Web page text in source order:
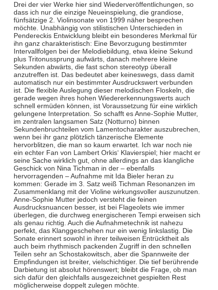
Drei der vier Werke hier sind Wiederveröffentlichungen, so
dass ich nur die einzige Neueinspielung, die grandiose,
fünfsätzige 2. Violinsonate von 1999 näher besprechen
möchte. Unabhängig von stilistischen Unterschieden in
Pendereckis Entwicklung bleibt ein besonderes Merkmal für
ihn ganz charakteristisch: Eine Bevorzugung bestimmter
Intervallfolgen bei der Melodiebildung, etwa kleine Sekund
plus Tritonussprung aufwärts, danach mehrere kleine
Sekunden abwärts, die fast schon stereotyp überall
anzutreffen ist. Das bedeutet aber keineswegs, dass damit
automatisch nur ein bestimmter Ausdruckswert verbunden
ist. Die flexible Auslegung dieser melodischen Floskeln, die
gerade wegen ihres hohen Wiedererkennungswerts auch
schnell ermüden können, ist Voraussetzung für eine wirklich
gelungene Interpretation. So schafft es Anne-Sophie Mutter,
im zentralen langsamen Satz (Notturno) binnen
Sekundenbruchteilen vom Lamentocharakter auszubrechen,
wenn bei ihr ganz plötzlich tänzerische Elemente
hervorblitzen, die man so kaum erwartet. Ich war noch nie
ein echter Fan von Lambert Orkis‘ Klavierspiel; hier macht er
seine Sache wirklich gut, ohne allerdings an das klangliche
Geschick von Nina Tichman in der – ebenfalls
hervorragenden – Aufnahme mit Ida Bieler heran zu
kommen: Gerade im 3. Satz weiß Tichman Resonanzen im
Zusammenklang mit der Violine wirkungsvoller auszunutzen.
Anne-Sophie Mutter jedoch versteht die feinen
Ausdrucksnuancen besser, ist bei Flageolets wie immer
überlegen, die durchweg energischeren Tempi erweisen sich
als genau richtig. Auch die Aufnahmetechnik ist nahezu
perfekt, das Klanggeschehen nur ein wenig linkslastig. Die
Sonate erinnert sowohl in ihrer teilweisen Entrücktheit als
auch beim rhythmisch packenden Zugriff in den schnellen
Teilen sehr an Schostakowitsch, aber die Spannweite der
Empfindungen ist breiter, vielschichtiger. Die tief berührende
Darbietung ist absolut hörenswert; bleibt die Frage, ob man
sich dafür den gleichfalls ausgezeichnet gespielten Rest
möglicherweise doppelt zulegen möchte.